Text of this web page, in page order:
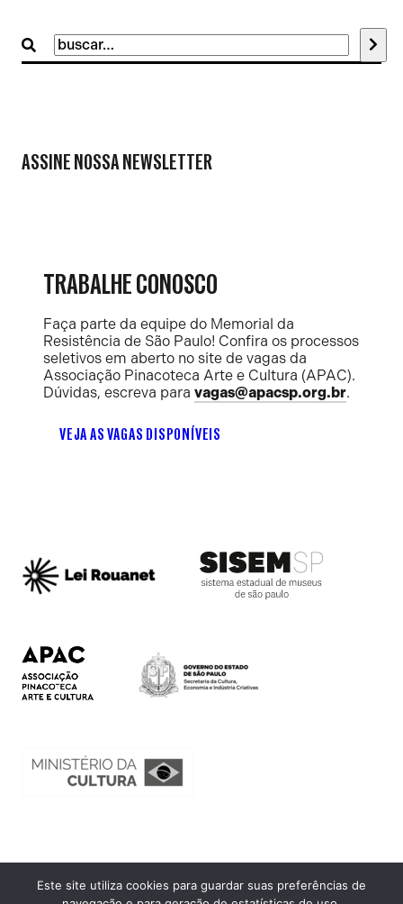
Buscar
por:
ASSINE NOSSA NEWSLETTER
TRABALHE CONOSCO
Faça parte da equipe do Memorial da
Resistência de São Paulo! Confira os processos
seletivos em aberto no site de vagas da
Associação Pinacoteca Arte e Cultura (APAC).
Dúvidas, escreva para vagas@apacsp.org.br.
VEJA AS VAGAS DISPONÍVEIS
Ouvidoria
Este site utiliza cookies para guardar suas preferências de